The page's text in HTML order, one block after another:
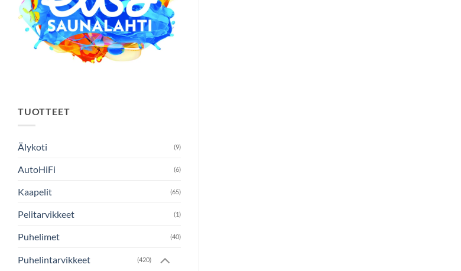
TUOTTEET
Älykoti (9)
AutoHiFi (6)
Kaapelit (65)
Pelitarvikkeet (1)
Puhelimet (40)
Puhelintarvikkeet (420)